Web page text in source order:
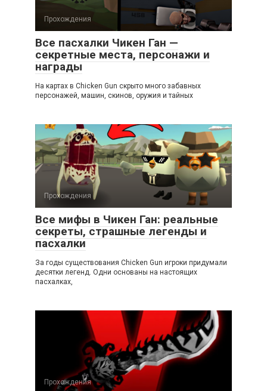
Прохождения
Все пасхалки Чикен Ган —
секретные места, персонажи и
награды
На картах в Chicken Gun скрыто много забавных
персонажей, машин, скинов, оружия и тайных
Прохождения
Все мифы в Чикен Ган: реальные
секреты, страшные легенды и
пасхалки
За годы существования Chicken Gun игроки придумали
десятки легенд. Одни основаны на настоящих
пасхалках,
Прохождения